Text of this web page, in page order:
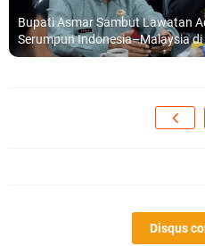
Bupati Asmar Sambut Lawatan
Serumpun Indonesia–Malaysia
Disqus